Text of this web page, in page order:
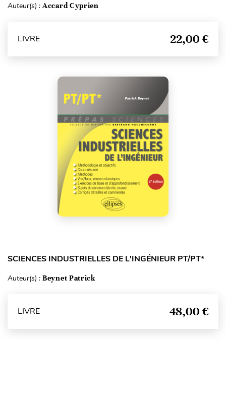
Auteur(s) :Accard Cyprien
LIVRE 22,00 €
SCIENCES INDUSTRIELLES DE L'INGÉNIEUR PT/PT*
Auteur(s) : Beynet Patrick
LIVRE 48,00 €